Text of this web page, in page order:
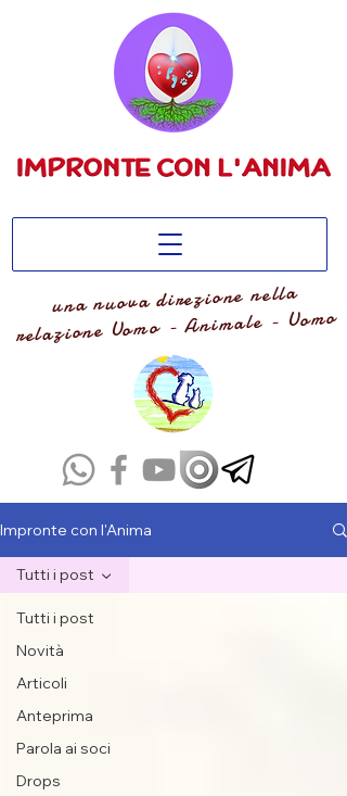
una nuova direzione nella
relazione Uomo - Animale - Uomo
Impronte con l'Anima
Tutti i post
Novità
Articoli
Anteprima
Parola ai soci
Drops
Tutti i post